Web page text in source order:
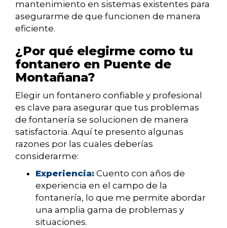
mantenimiento en sistemas existentes para
asegurarme de que funcionen de manera
eficiente.
¿Por qué elegirme como tu
fontanero en Puente de
Montañana?
Elegir un fontanero confiable y profesional
es clave para asegurar que tus problemas
de fontanería se solucionen de manera
satisfactoria. Aquí te presento algunas
razones por las cuales deberías
considerarme:
Experiencia: Cuento con años de
experiencia en el campo de la
fontanería, lo que me permite abordar
una amplia gama de problemas y
situaciones.